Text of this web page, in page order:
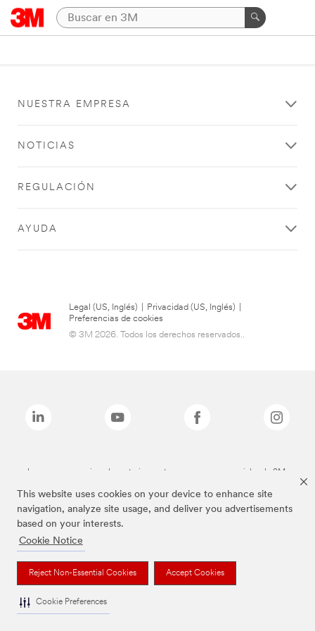
This website uses cookies on your device to enhance site
navigation, analyze site usage, and deliver you advertisements
based on your interests.
Cookie Notice
Reject Non-Essential Cookies Accept Cookies
Cookie Preferences
NUESTRA EMPRESA
NOTICIAS
REGULACIÓN
AYUDA
Legal (US, Inglés) Privacidad (US, Inglés)
Preferencias de cookies
© 3M 2026. Todos los derechos reservados..
Las marcas mencionadas anteriormente son marcas comerciales de 3M.